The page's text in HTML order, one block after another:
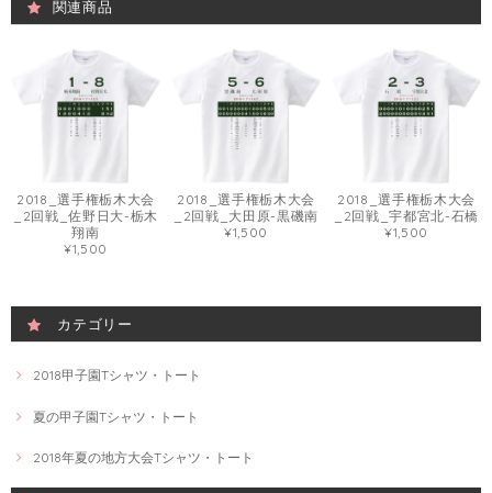
関連商品
2018_選手権栃木大会
_2回戦_佐野日大-栃木
翔南
¥1,500
2018_選手権栃木大会
_2回戦_大田原-黒磯南
¥1,500
2018_選手権栃木大会
_2回戦_宇都宮北-石橋
¥1,500
カテゴリー
2018甲子園Tシャツ・トート
夏の甲子園Tシャツ・トート
2018年夏の地方大会Tシャツ・トート